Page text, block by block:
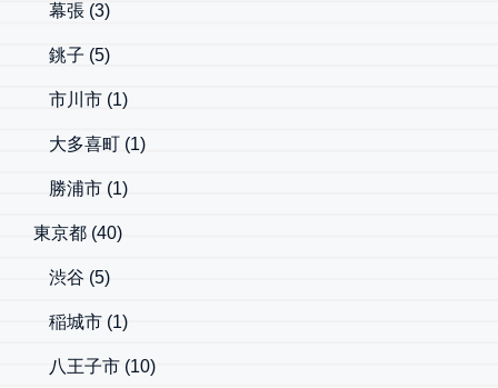
幕張 (3)
銚子 (5)
市川市 (1)
大多喜町 (1)
勝浦市 (1)
東京都 (40)
渋谷 (5)
稲城市 (1)
八王子市 (10)